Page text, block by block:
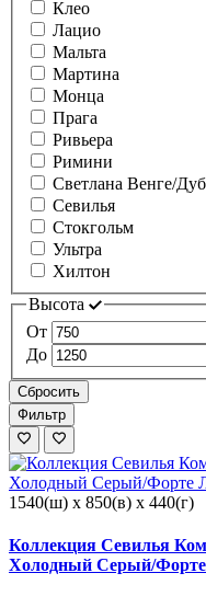
Клео
Лацио
Мальта
Мартина
Монца
Прага
Ривьера
Римини
Светлана Венге/
Севилья
Стокгольм
Ультра
Хилтон
Высота
От
До
Сбросить
Фильтр
1540(ш) x 850(в) x 440(г)
Коллекция Севилья
Холодный Серый/